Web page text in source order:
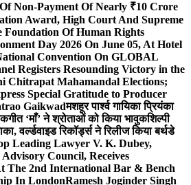
Non-Payment Of Nearly ₹10 Crore
Award, High Court And Supreme
Foundation Of Human Rights
Day 2026 On June 05, At Hotel
Convention On GLOBAL
Registers Resounding Victory in the
Chitrapat Mahamandal Elections;
Special Gratitude to Producer
Gaikwadमशहूर पार्श्व गायिका प्रियंका
‘माँ’ ने श्रोताओं को किया भावुकशिल्पी
वर्ल्डवाइड रिकॉर्ड्स ने रिलीज किया बर्थडे
Leading Lawyer V. K. Dubey,
Council, Receives
The 2nd International Bar & Bench
In LondonRamesh Joginder Singh